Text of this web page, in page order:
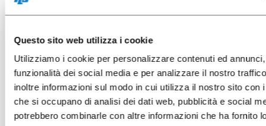
Questo sito web utilizza i cookie
Utilizziamo i cookie per personalizzare contenuti ed
funzionalità dei social media e per analizzare il nostro
inoltre informazioni sul modo in cui utilizza il nostro sito con
che si occupano di analisi dei dati web, pubblicità e social
potrebbero combinarle con altre informazioni che ha fornito